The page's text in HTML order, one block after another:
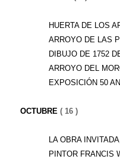
HUERTA DE LOS
ARROYO DE LAS
DIBUJO DE 1752
ARROYO DEL
EXPOSICIÓN 50
OCTUBRE ( 16 )
LA OBRA
PINTOR FRANCIS